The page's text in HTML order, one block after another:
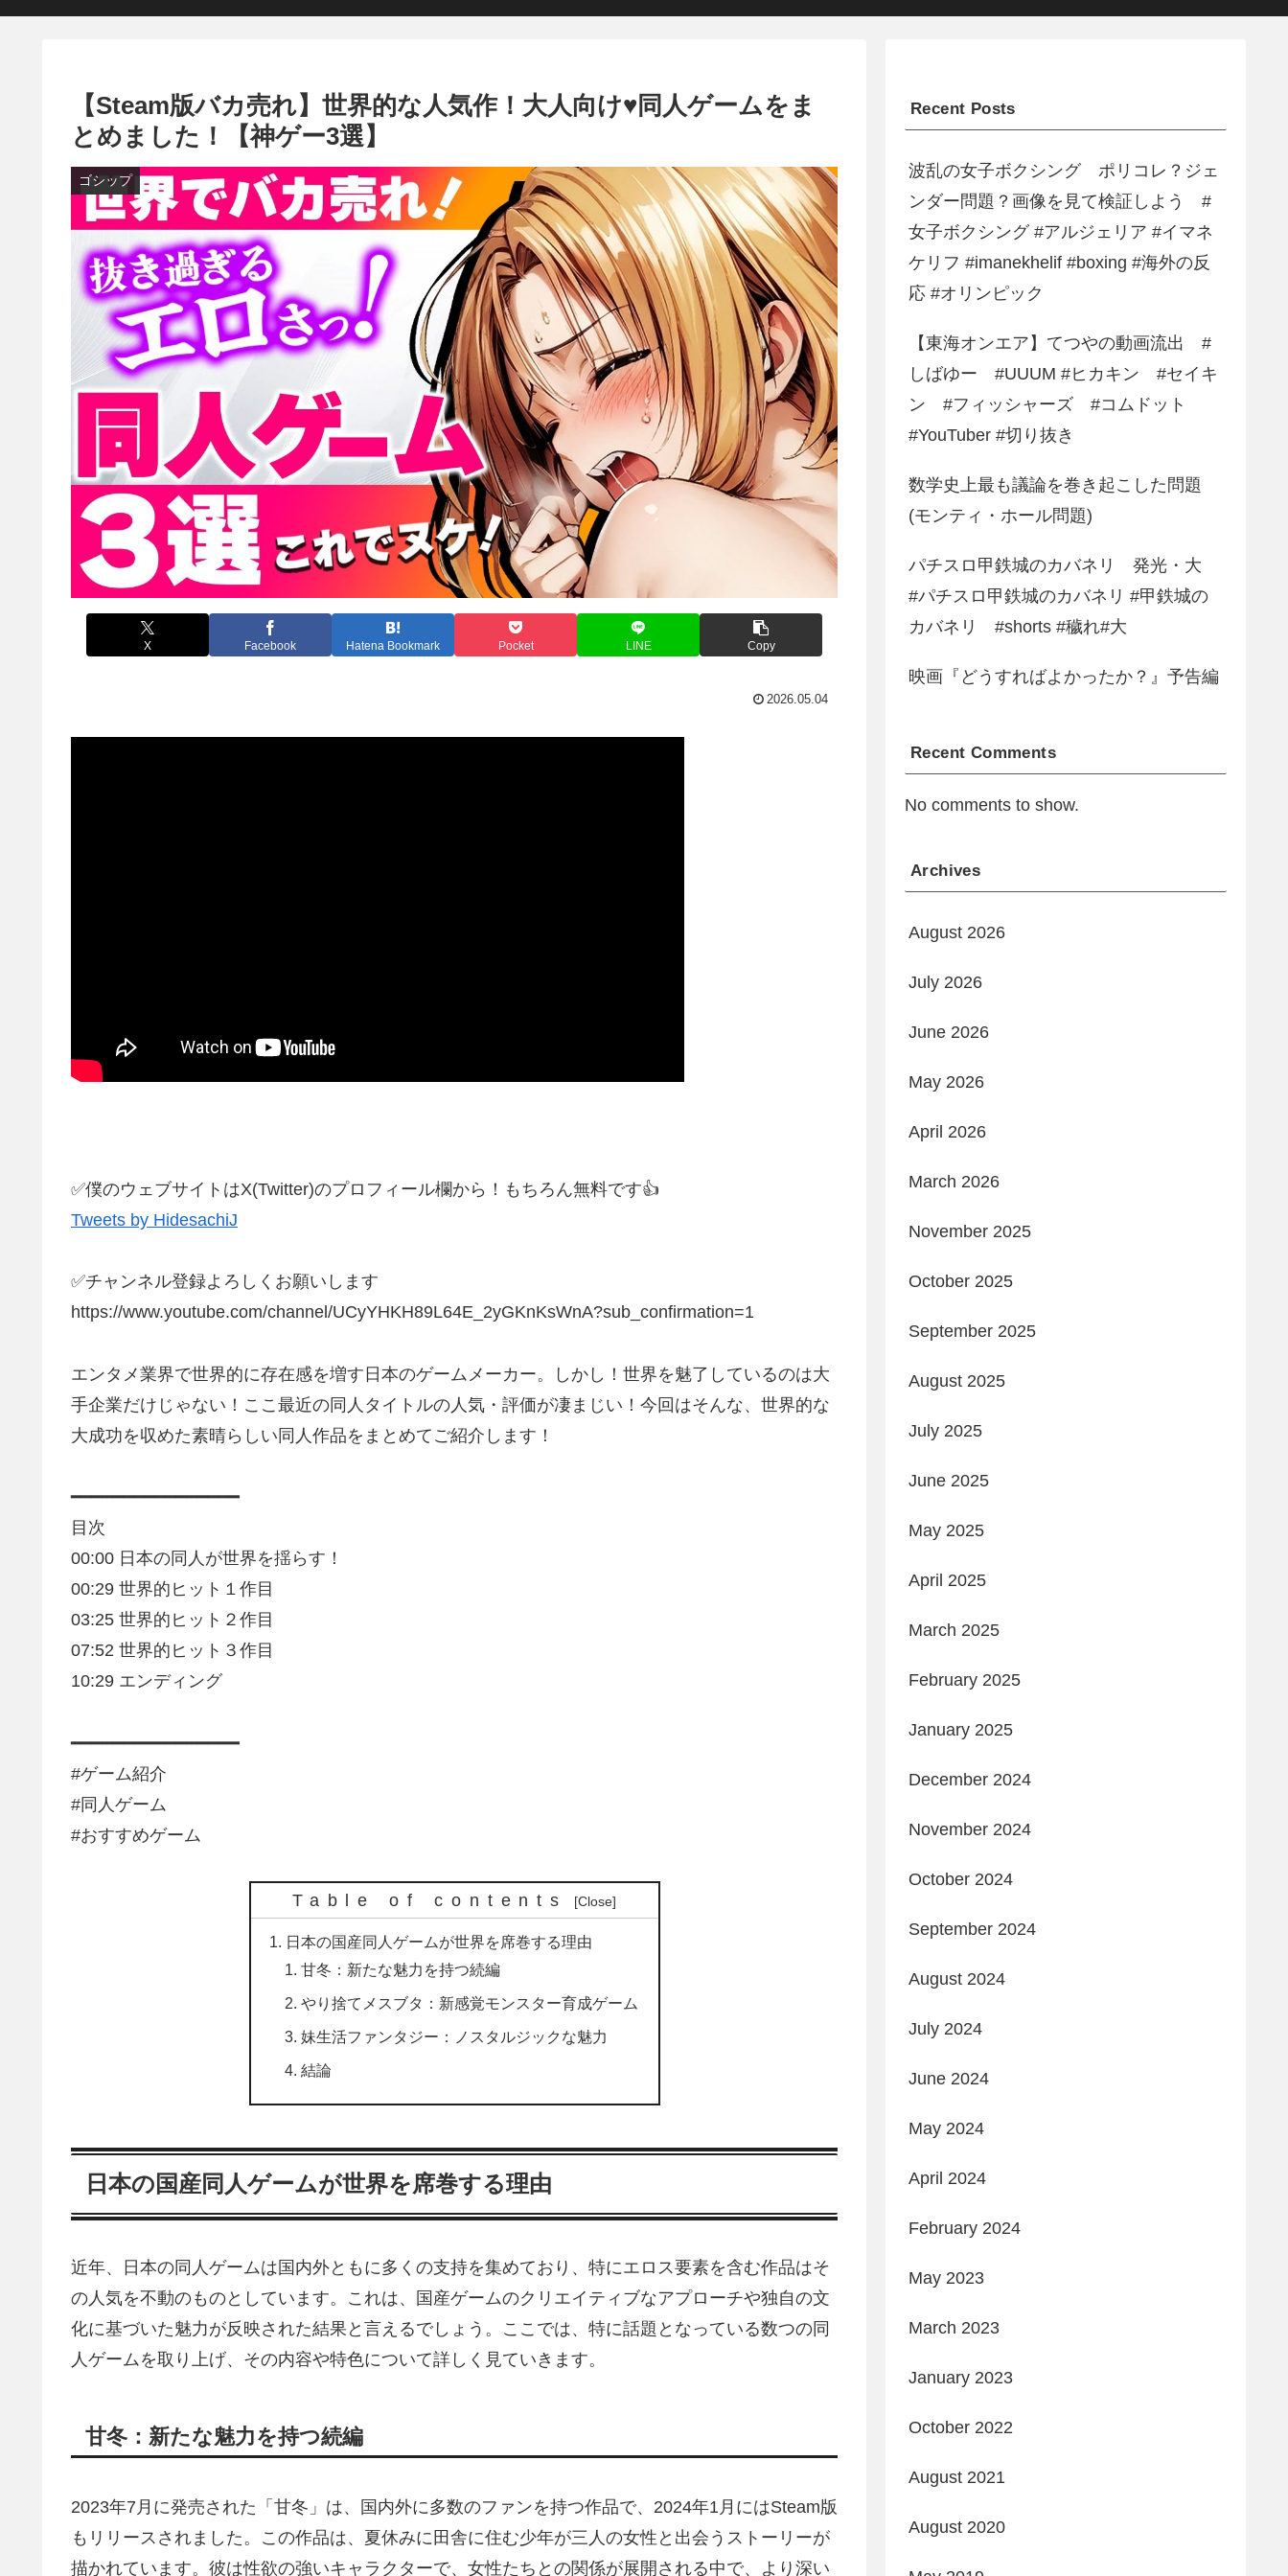
【Steam版バカ売れ】世界的な人気作！大人向け♥同人ゲームをま
とめました！【神ゲー3選】
ゴシップ
X Facebook Hatena Bookmark Pocket LINE Copy
2026.05.04
✅僕のウェブサイトはX(Twitter)のプロフィール欄から！もちろん無料です👍
Tweets by HidesachiJ
✅チャンネル登録よろしくお願いします
https://www.youtube.com/channel/UCyYHKH89L64E_2yGKnKsWnA?sub_confirmation=1
エンタメ業界で世界的に存在感を増す日本のゲームメーカー。しかし！世界を魅了しているのは大
手企業だけじゃない！ここ最近の同人タイトルの人気・評価が凄まじい！今回はそんな、世界的な
大成功を収めた素晴らしい同人作品をまとめてご紹介します！
━━━━━━━━━━━━━━━━
目次
00:00 日本の同人が世界を揺らす！
00:29 世界的ヒット１作目
03:25 世界的ヒット２作目
07:52 世界的ヒット３作目
10:29 エンディング
━━━━━━━━━━━━━━━━
#ゲーム紹介
#同人ゲーム
#おすすめゲーム
Table of contents
日本の国産同人ゲームが世界を席巻する理由
甘冬：新たな魅力を持つ続編
やり捨てメスブタ：新感覚モンスター育成ゲーム
妹生活ファンタジー：ノスタルジックな魅力
結論
日本の国産同人ゲームが世界を席巻する理由
近年、日本の同人ゲームは国内外ともに多くの支持を集めており、特にエロス要素を含む作品はそ
の人気を不動のものとしています。これは、国産ゲームのクリエイティブなアプローチや独自の文
化に基づいた魅力が反映された結果と言えるでしょう。ここでは、特に話題となっている数つの同
人ゲームを取り上げ、その内容や特色について詳しく見ていきます。
甘冬：新たな魅力を持つ続編
2023年7月に発売された「甘冬」は、国内外に多数のファンを持つ作品で、2024年1月にはSteam版
もリリースされました。この作品は、夏休みに田舎に住む少年が三人の女性と出会うストーリーが
描かれています。彼は性欲の強いキャラクターで、女性たちとの関係が展開される中で、より深い
Recent Posts
波乱の女子ボクシング ポリコレ？ジェ
ンダー問題？画像を見て検証しよう #
女子ボクシング #アルジェリア #イマネ
ケリフ #imanekhelif #boxing #海外の反
応 #オリンピック
【東海オンエア】てつやの動画流出 #
しばゆー #UUUM #ヒカキン #セイキ
ン #フィッシャーズ #コムドット
#YouTuber #切り抜き
数学史上最も議論を巻き起こした問題
(モンティ・ホール問題)
パチスロ甲鉄城のカバネリ 発光・大
#パチスロ甲鉄城のカバネリ #甲鉄城の
カバネリ #shorts #穢れ#大
映画『どうすればよかったか？』予告編
Recent Comments
No comments to show.
Archives
August 2026
July 2026
June 2026
May 2026
April 2026
March 2026
November 2025
October 2025
September 2025
August 2025
July 2025
June 2025
May 2025
April 2025
March 2025
February 2025
January 2025
December 2024
November 2024
October 2024
September 2024
August 2024
July 2024
June 2024
May 2024
April 2024
February 2024
May 2023
March 2023
January 2023
October 2022
August 2021
August 2020